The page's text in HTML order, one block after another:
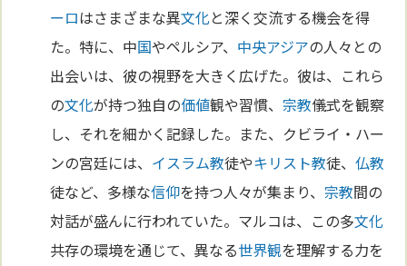
ーロはさまざまな異文化と深く交流する機会を得
た。特に、中国やペルシア、 中央アジアの人々との
出会いは、彼の視野を大きく広げた。彼は、これら
の文化が持つ独自の価値観や習慣、 宗教儀式を観察
し、それを細かく記録した。また、クビライ・ハー
ンの宮廷には、 イスラム教徒やキリスト教徒、仏教
徒など、多様な信仰を持つ人々が集まり、 宗教間の
対話が盛んに行われていた。マルコは、この多文化
共存の環境を通じて、異なる世界観を理解する力を